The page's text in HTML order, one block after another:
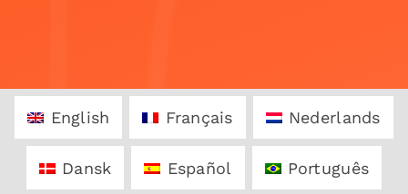
English Français Nederlands
Dansk Español Português